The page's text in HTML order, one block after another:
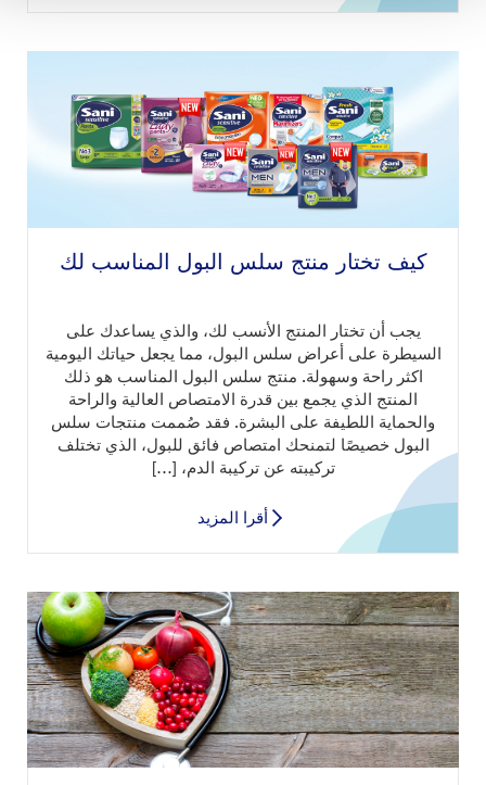
كيف تختار منتج سلس البول المناسب لك
يجب أن تختار المنتج الأنسب لك، والذي يساعدك على
السيطرة على أعراض سلس البول، مما يجعل حياتك اليومية
اكثر راحة وسهولة. منتج سلس البول المناسب هو ذلك
المنتج الذي يجمع بين قدرة الامتصاص العالية والراحة
والحماية اللطيفة على البشرة. فقد صُممت منتجات سلس
البول خصيصًا لتمنحك امتصاص فائق للبول، الذي تختلف
تركيبته عن تركيبة الدم، […]
أقرا المزيد